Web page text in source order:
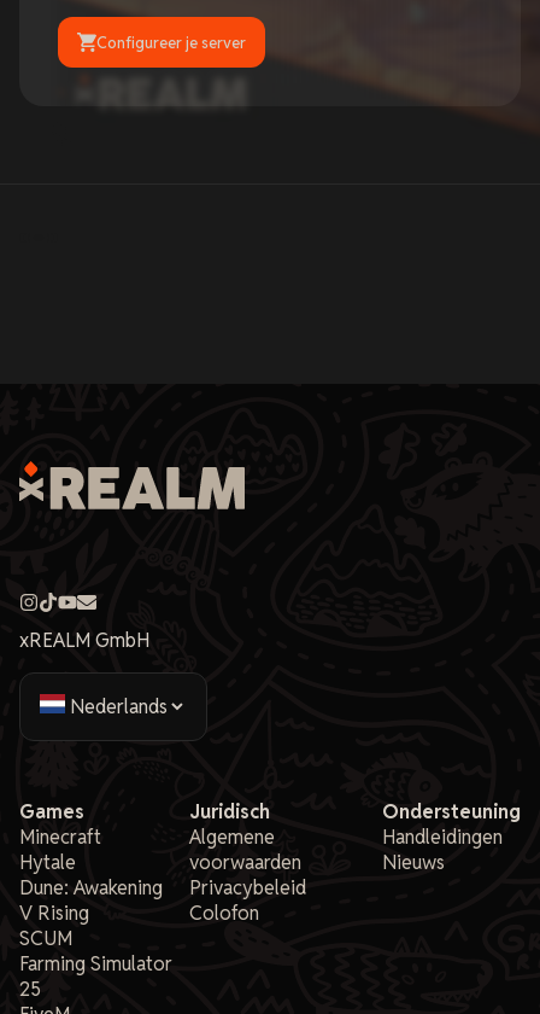
Configureer je server
xREALM GmbH
Games
Minecraft
Hytale
Dune: Awakening
V Rising
SCUM
Farming Simulator
25
Juridisch
Algemene
voorwaarden
Privacybeleid
Colofon
Ondersteuning
Handleidingen
Nieuws